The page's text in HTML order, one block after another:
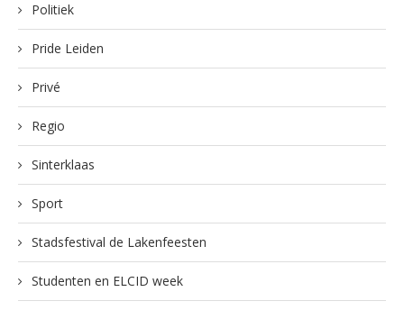
Politiek
Pride Leiden
Privé
Regio
Sinterklaas
Sport
Stadsfestival de Lakenfeesten
Studenten en ELCID week